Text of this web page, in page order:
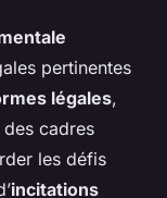
pertinentes
légales,
cadres
les défis
incitations